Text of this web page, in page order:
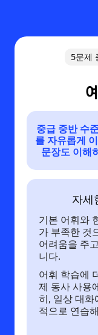
5문제
중급 중반 수
를 자유롭게
문장도 이해
자세
기본 어휘와
가 부족한 것
어려움을 주
니다.
어휘 학습에
제 동사 사용
히, 일상 대화
적으로 연습